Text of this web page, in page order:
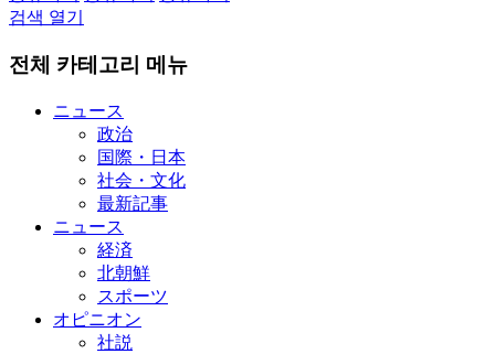
검색 열기
전체 카테고리 메뉴
ニュース
政治
国際・日本
社会・文化
最新記事
ニュース
経済
北朝鮮
スポーツ
オピニオン
社説